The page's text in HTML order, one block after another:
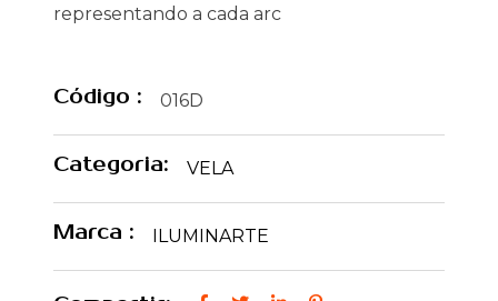
representando a cada arc
Código : 016D
Categoria: VELA
Marca : ILUMINARTE